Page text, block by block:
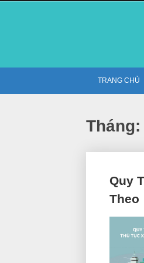
TRANG CHỦ
Tháng:
Quy
Theo